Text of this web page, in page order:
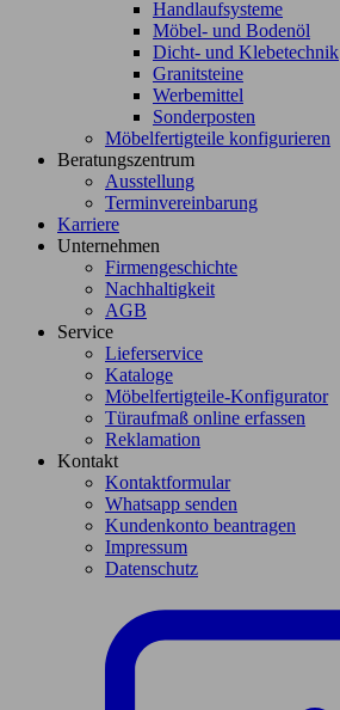
Handlaufsysteme
Möbel- und Bodenöl
Dicht- und Klebetechnik
Granitsteine
Werbemittel
Sonderposten
Möbelfertigteile konfigurieren
Beratungszentrum
Ausstellung
Terminvereinbarung
Karriere
Unternehmen
Firmengeschichte
Nachhaltigkeit
AGB
Service
Lieferservice
Kataloge
Möbelfertigteile-Konfigurator
Türaufmaß online erfassen
Reklamation
Kontakt
Kontaktformular
Whatsapp senden
Kundenkonto beantragen
Impressum
Datenschutz